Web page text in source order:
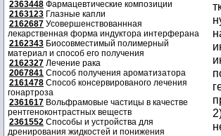
2363448 Фармацевтические композиции
2163123 Глазные капли
2162687 Усовершенствованнная
лекарственная форма индуктора интерферана
2162343 Биосовместимый полимерный
материал и способ его получения
2162327 Лечение рака
2067841 Способ получения ароматизатора
2161478 Способ консервированого лечения
гонартроза
2361617 Вольфрамовые частицы в качестве
рентгеноконтрастных веществ
2361552 Способы и устройства для
дренирования жидкостей и понижения